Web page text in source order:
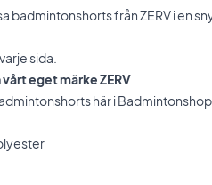
badmintonshorts från ZERV i en
sida.
eget märke ZERV
här i